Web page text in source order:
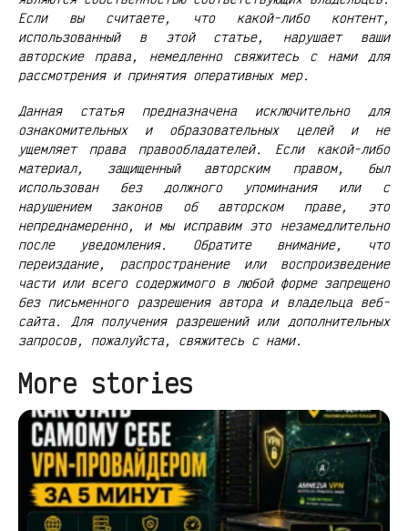
Если вы считаете, что какой-либо контент,
использованный в этой статье, нарушает ваши
авторские права, немедленно свяжитесь с нами для
рассмотрения и принятия оперативных мер.
Данная статья предназначена исключительно для
ознакомительных и образовательных целей и не
ущемляет права правообладателей. Если какой-либо
материал, защищенный авторским правом, был
использован без должного упоминания или с
нарушением законов об авторском праве, это
непреднамеренно, и мы исправим это незамедлительно
после уведомления. Обратите внимание, что
переиздание, распространение или воспроизведение
части или всего содержимого в любой форме запрещено
без письменного разрешения автора и владельца веб-
сайта. Для получения разрешений или дополнительных
запросов, пожалуйста, свяжитесь с нами.
More stories